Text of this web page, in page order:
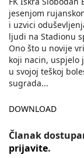
jesenjom
i uzvici
ljudi na Stadionu
Ono što u novije
koji nacin, uspjelo
u svojoj teškoj
sugrada...
DOWNLOAD
Članak
prijavite.